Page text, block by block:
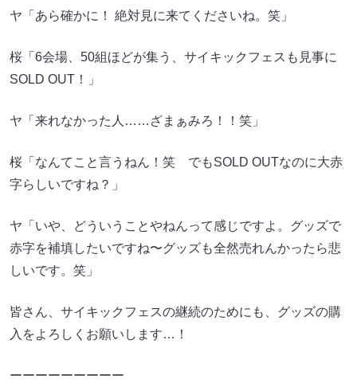
ヤ「あら確かに！ 絶対見に来てくださいね。笑」
桜「6会場、50組ほどが集う、サイキックフェスも見事に
SOLD OUT！」
ヤ「来れなかった人……ざまぁみろ！！笑」
桜「なんてこと言うねん！笑 でもSOLD OUTなのに大赤
字らしいですね？」
ヤ「いや、どういうことやねんって感じですよ。グッズで
赤字を補填したいですね〜グッズも全然売れんかったら悲
しいです。笑」
皆さん、サイキックフェスの継続のためにも、グッズの購
入をよろしくお願いします…！
ーーーーーーーーー